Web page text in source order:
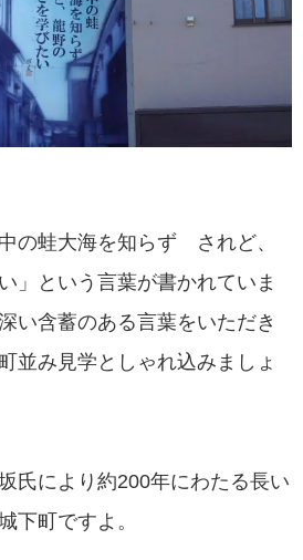
の蛙大海を知らず されど、
」という言葉が書かれていま
い含蓄のある言葉をいただき
並み見学としゃれ込みましょ
氏により約200年にわたる長い
下町ですよ。